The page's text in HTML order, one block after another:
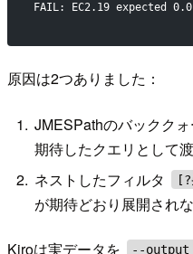
FAIL: EC2.19 expected
原因は2つありました：
JMESPathのバッククォ
期待したクエリとして
ネストしたフィルタ
が期待どおり展開され
Kiroは実データを --